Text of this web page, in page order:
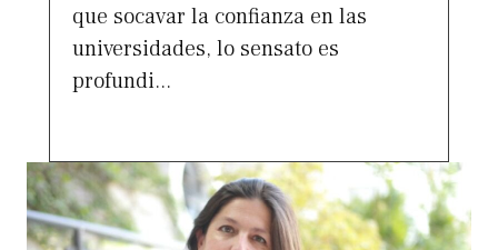
que socavar la confianza en las
universidades, lo sensato es
profundi...